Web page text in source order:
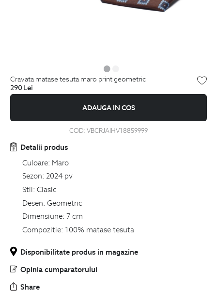
cravata matase tesuta maro print geometric
290 Lei
ADAUGA IN COS
COD:VBCRJAIHV18859999
Detalii produs
Culoare: Maro
Sezon: 2024 pv
Stil: Clasic
Desen: Geometric
Dimensiune: 7 cm
Compozitie: 100% matase tesuta
Disponibilitate produs in magazine
Opinia cumparatorului
Share